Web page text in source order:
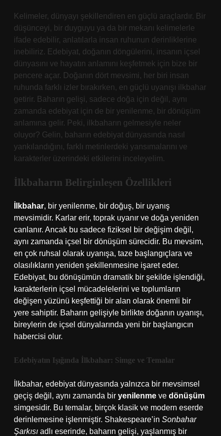
Kelimeler, dünyayı şekillendiren en güçlü araçlardır. Bir
düşünceyi, bir duyguyu ya da bir mekanı kelimelerle
ifade edebilir, anlatılarla insan ruhunun derinliklerine
inebiliriz. Edebiyat, doğanın döngülerini, insanın içsel
dünyasını ve hayatın anlamını keşfetmek için bize bir
pencere açar. Doğanın dört mevsimi, her biri insan
ruhunda farklı izler bırakırken, en güçlü uyanışı ilkbahar
getirir. Baharın gelişi, sadece doğa için değil, aynı
zamanda edebiyat için de bir yenilenme, bir dönüşüm
anlamına gelir. Peki, ilkbaharın gelmesiyle neler
oluyor? Gelin, baharın edebiyat dünyasında nasıl
yankılandığını, farklı metinlerdeki yansımalarını ve
karakterler üzerindeki etkilerini inceleyelim.
İlkbaharın Belirginleşen Özellikleri
İlkbahar, bir yenilenme, bir doğuş, bir uyanış
mevsimidir. Karlar erir, toprak uyanır ve doğa yeniden
canlanır. Ancak bu sadece fiziksel bir değişim değil,
aynı zamanda içsel bir dönüşüm sürecidir. Bu mevsim,
en çok ruhsal olarak uyanışa, taze başlangıçlara ve
olasılıkların yeniden şekillenmesine işaret eder.
Edebiyat, bu dönüşümün dramatik bir şekilde işlendiği,
karakterlerin içsel mücadelelerini ve toplumların
değişen yüzünü keşfettiği bir alan olarak önemli bir
yere sahiptir. Baharın gelişiyle birlikte doğanın uyanışı,
bireylerin de içsel dünyalarında yeni bir başlangıcın
habercisi olur.
Edebiyatın Işığında İlkbahar: Simge ve Temalar
İlkbahar, edebiyat dünyasında yalnızca bir mevsimsel
geçiş değil, aynı zamanda bir yenilenme ve dönüşüm
simgesidir. Bu temalar, birçok klasik ve modern eserde
derinlemesine işlenmiştir. Shakespeare’in Sonbahar
Şarkısı adlı eserinde, baharın gelişi, yaşlanmış bir